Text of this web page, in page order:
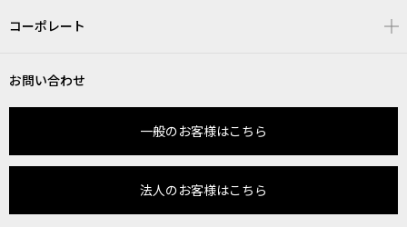
コーポレート
お問い合わせ
一般のお客様はこちら
法人のお客様はこちら